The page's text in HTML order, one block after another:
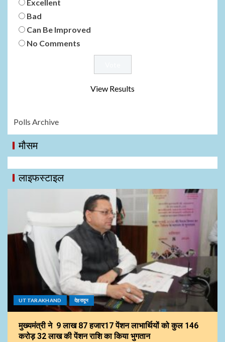
Excellent
Bad
Can Be Improved
No Comments
View Results
Polls Archive
मौसम
लाइफस्टाइल
UTTARAKHAND देहरादून
मुख्यमंत्री ने 9 लाख 87 हजार17 पेंशन लाभार्थियों को कुल ₹146
करोड़ 32 लाख की पेंशन राशि का किया भुगतान